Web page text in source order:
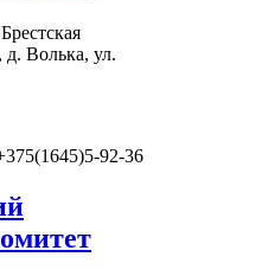
Волька, ул.
92-36